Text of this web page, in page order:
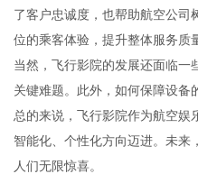
了客户忠诚度，也帮助航空公司
位的乘客体验，提升整体服务质
当然，飞行影院的发展还面临一
关键难题。此外，如何保障设备
总的来说，飞行影院作为航空娱
智能化、个性化方向迈进。未来
人们无限惊喜。